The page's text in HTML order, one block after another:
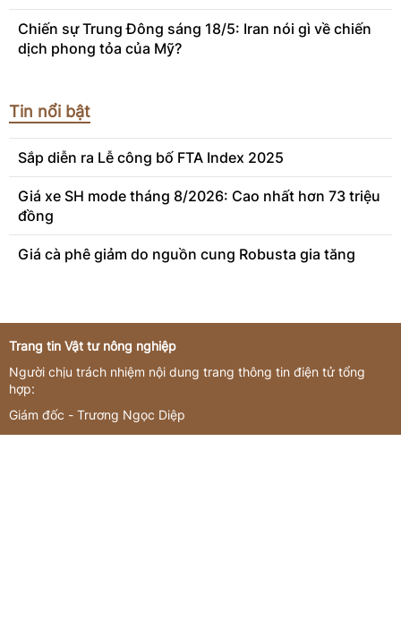
Chiến sự Trung Đông sáng 18/5: Iran nói gì về chiến
dịch phong tỏa của Mỹ?
Tin nổi bật
Sắp diễn ra Lễ công bố FTA Index 2025
Giá xe SH mode tháng 8/2026: Cao nhất hơn 73 triệu
đồng
Giá cà phê giảm do nguồn cung Robusta gia tăng
Trang tin Vật tư nông nghiệp
Người chịu trách nhiệm nội dung trang thông tin điện tử tổng
hợp:
Giám đốc - Trương Ngọc Diệp